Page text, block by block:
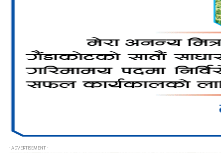
- ADVERTISEMENT -